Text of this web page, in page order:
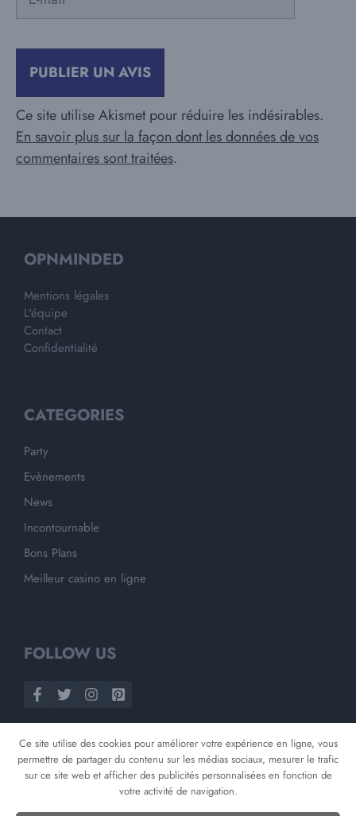
mail
Ce site utilise Akismet pour réduire les indésirables.
En savoir plus sur la façon dont les données de vos
commentaires sont traitées.
OPNMINDED
Mentions légales
L'équipe
Contact
Confidentialité
CATEGORIES
Party
Evènements
News
Incontournable
Bons Plans
Meilleur casino en ligne
FOLLOW US
Ce site utilise des cookies pour améliorer votre expérience en ligne, vous
permettre de partager du contenu sur les médias sociaux, mesurer le trafic
sur ce site web et afficher des publicités personnalisées en fonction de
votre activité de navigation.